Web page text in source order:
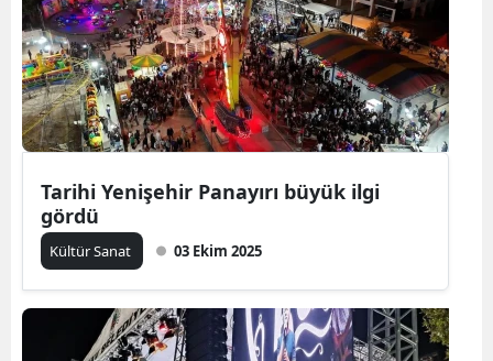
Tarihi Yenişehir Panayırı büyük ilgi
gördü
Kültür Sanat 03 Ekim 2025